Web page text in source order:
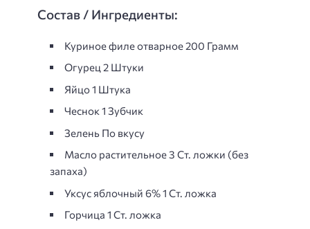
Состав / Ингредиенты:
Куриное филе отварное 200 Грамм
Огурец 2 Штуки
Яйцo 1 Штука
Чеснок 1 Зубчик
Зелень По вкусу
Масло растительное 3 Ст. ложки (без
запаха)
Уксус яблочный 6% 1 Ст. ложка
Горчица 1 Ст. ложка